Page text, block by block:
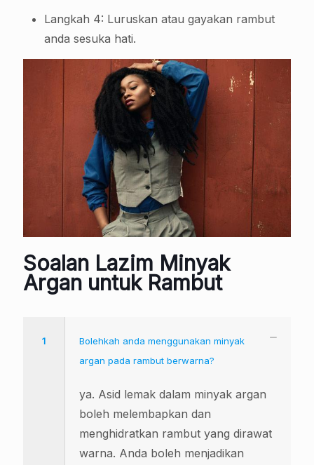
Langkah 4: Luruskan atau gayakan rambut
anda sesuka hati.
Soalan Lazim Minyak
Argan untuk Rambut
1
Bolehkah anda menggunakan minyak
argan pada rambut berwarna?
ya. Asid lemak dalam minyak argan
boleh melembapkan dan
menghidratkan rambut yang dirawat
warna. Anda boleh menjadikan